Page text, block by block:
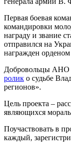
Первая боевая
командировки
награду и звание
отправился на
награжден
Добровольцы АНО
ролик о судьбе
регионов».
Цель проекта –
являющихся
Поучаствовать в
каждый,